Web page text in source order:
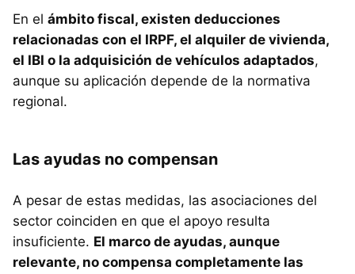
En el ámbito fiscal, existen deducciones
relacionadas con el IRPF, el alquiler de vivienda,
el IBI o la adquisición de vehículos adaptados,
aunque su aplicación depende de la normativa
regional.
Las ayudas no compensan
A pesar de estas medidas, las asociaciones del
sector coinciden en que el apoyo resulta
insuficiente. El marco de ayudas, aunque
relevante, no compensa completamente las